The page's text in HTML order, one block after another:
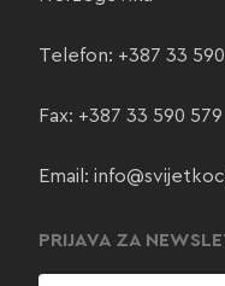
Telefon: +387 33
Fax: +387 33 590 579
Email:
PRIJAVA ZA